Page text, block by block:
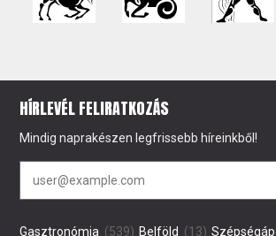
HÍRLEVÉL FELIRATKOZÁS
Mindig naprakészen legfrissebb híreinkből!
Gasztronómia (539) Belföld (13)